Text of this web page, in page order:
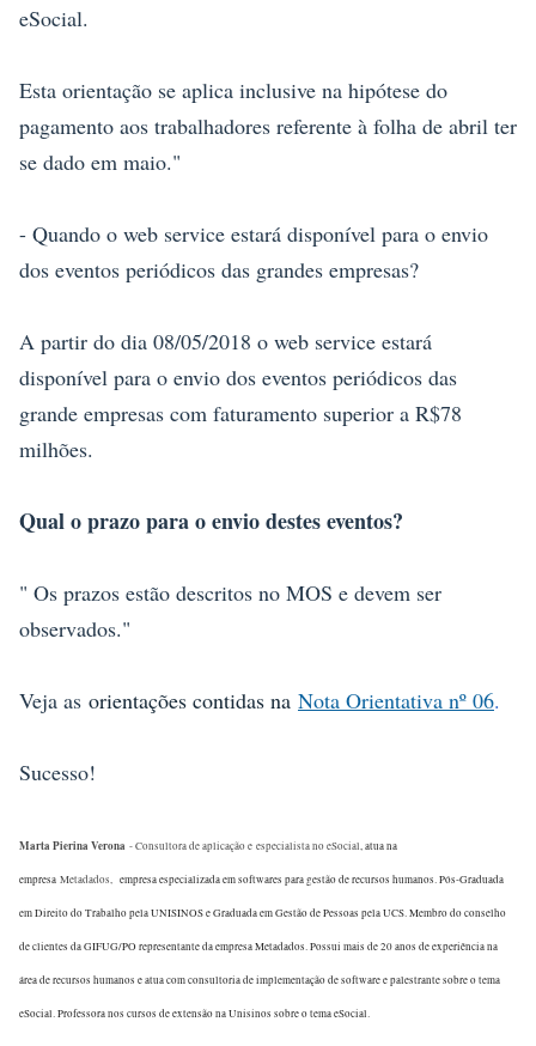
eSocial.
Esta orientação se aplica inclusive na hipótese do
pagamento aos trabalhadores referente à folha de abril ter
se dado em maio."
- Quando o web service estará disponível para o envio
dos eventos periódicos das grandes empresas?
A partir do dia 08/05/2018 o web service estará
disponível para o envio dos eventos periódicos das
grande empresas com faturamento superior a R$78
milhões.
Qual o prazo para o envio destes eventos?
" Os prazos estão descritos no MOS e devem ser
observados."
Veja as orientações contidas na Nota Orientativa nº 06.
Sucesso!
Marta Pierina Verona - Consultora de aplicação e especialista no eSocial, atua na
empresa Metadados, empresa especializada em softwares para gestão de recursos humanos. Pós-Graduada
em Direito do Trabalho pela UNISINOS e Graduada em Gestão de Pessoas pela UCS. Membro do conselho
de clientes da GIFUG/PO representante da empresa Metadados. Possui mais de 20 anos de experiência na
área de recursos humanos e atua com consultoria de implementação de software e palestrante sobre o tema
eSocial. Professora nos cursos de extensão na Unisinos sobre o tema eSocial.